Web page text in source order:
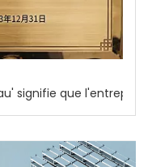
signifie que